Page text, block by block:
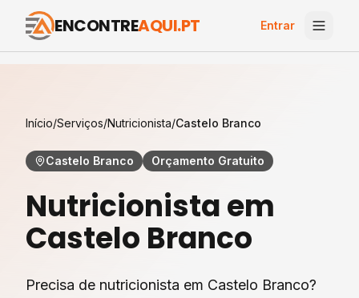
ENCONTREAQUI.PT Entrar
Início/Serviços/Nutricionista/Castelo Branco
Castelo Branco Orçamento Gratuito
Nutricionistaem
Castelo Branco
Precisa de nutricionista em Castelo Branco?